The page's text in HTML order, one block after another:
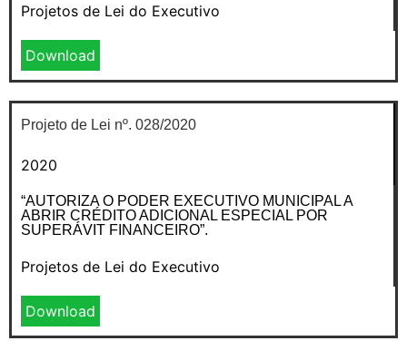
Projetos de Lei do Executivo
Download
Projeto de Lei nº. 028/2020
2020
“AUTORIZA O PODER EXECUTIVO MUNICIPAL A
ABRIR CRÉDITO ADICIONAL ESPECIAL POR
SUPERÁVIT FINANCEIRO”.
Projetos de Lei do Executivo
Download